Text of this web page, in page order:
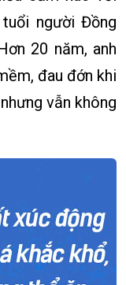
người Đồng
20 năm, anh
đau đớn khi
vẫn không